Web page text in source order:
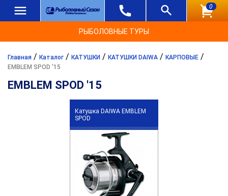
0
РЫБОЛОВНЫЕ ТУРЫ
Главная / Каталог / КАТУШКИ / КАТУШКИ DAIWA / КАРПОВЫЕ /
EMBLEM SPOD '15
EMBLEM SPOD '15
Катушка DAIWA EMBLEM
SPOD